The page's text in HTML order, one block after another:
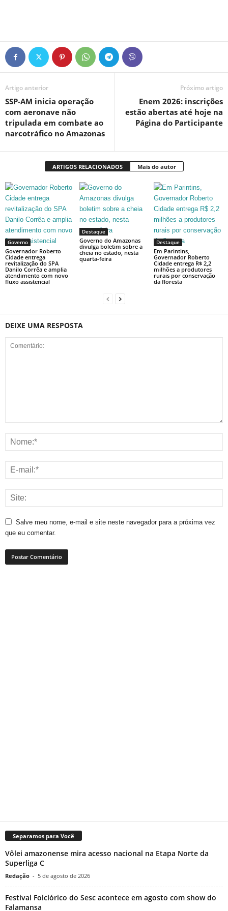
Artigo anterior
SSP-AM inicia operação
com aeronave não
tripulada em combate ao
narcotráfico no Amazonas
Próximo artigo
Enem 2026: inscrições
estão abertas até hoje na
Página do Participante
ARTIGOS RELACIONADOS Mais do autor
Governo
Governador Roberto
Cidade entrega
revitalização do SPA
Danilo Corrêa e amplia
atendimento com novo
fluxo assistencial
Destaque
Governo do Amazonas
divulga boletim sobre a
cheia no estado, nesta
quarta-feira
Destaque
Em Parintins,
Governador Roberto
Cidade entrega R$ 2,2
milhões a produtores
rurais por conservação
da floresta
DEIXE UMA RESPOSTA
Salve meu nome, e-mail e site neste navegador para a próxima vez
que eu comentar.
Separamos para Você
Vôlei amazonense mira acesso nacional na Etapa Norte da
Superliga C
Redação - 5 de agosto de 2026
Festival Folclórico do Sesc acontece em agosto com show do
Falamansa